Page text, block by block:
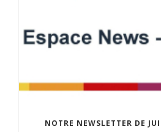
NOTRE NEWSLETTER DE